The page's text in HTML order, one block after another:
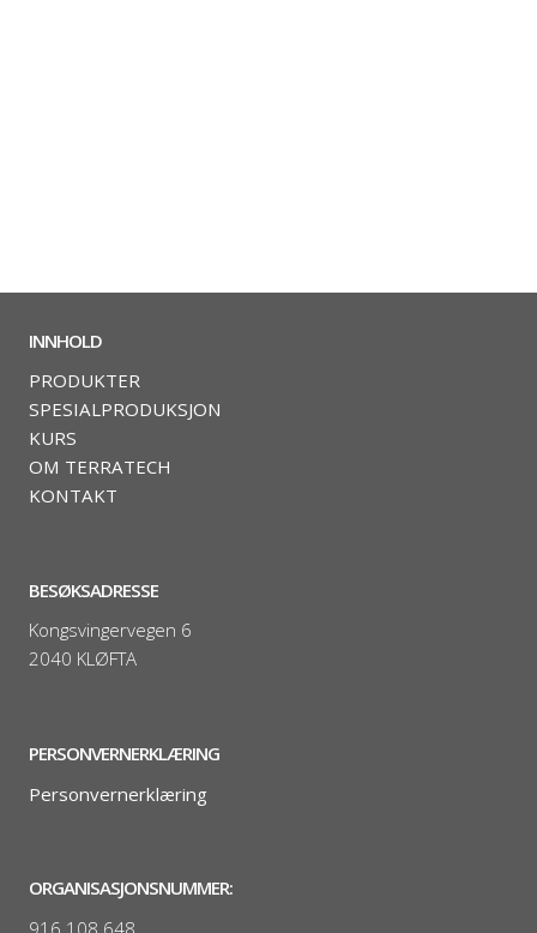
INNHOLD
PRODUKTER
SPESIALPRODUKSJON
KURS
OM TERRATECH
KONTAKT
BESØKSADRESSE
Kongsvingervegen 6
2040 KLØFTA
PERSONVERNERKLÆRING
Personvernerklæring
ORGANISASJONSNUMMER:
916 108 648